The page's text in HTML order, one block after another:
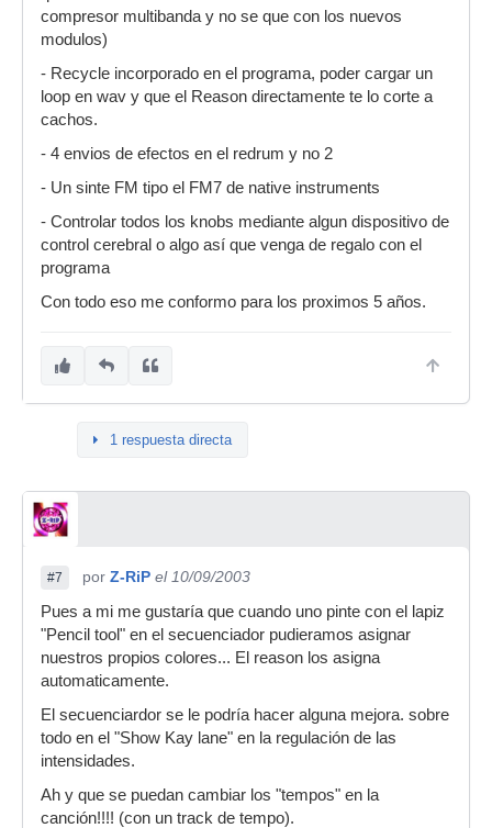
compresor multibanda y no se que con los nuevos
modulos)
- Recycle incorporado en el programa, poder cargar un
loop en wav y que el Reason directamente te lo corte a
cachos.
- 4 envios de efectos en el redrum y no 2
- Un sinte FM tipo el FM7 de native instruments
- Controlar todos los knobs mediante algun dispositivo de
control cerebral o algo así que venga de regalo con el
programa
Con todo eso me conformo para los proximos 5 años.
1 respuesta directa
#7 por Z-RiP el 10/09/2003
Pues a mi me gustaría que cuando uno pinte con el lapiz
"Pencil tool" en el secuenciador pudieramos asignar
nuestros propios colores... El reason los asigna
automaticamente.
El secuenciardor se le podría hacer alguna mejora. sobre
todo en el "Show Kay lane" en la regulación de las
intensidades.
Ah y que se puedan cambiar los "tempos" en la
canción!!!! (con un track de tempo).